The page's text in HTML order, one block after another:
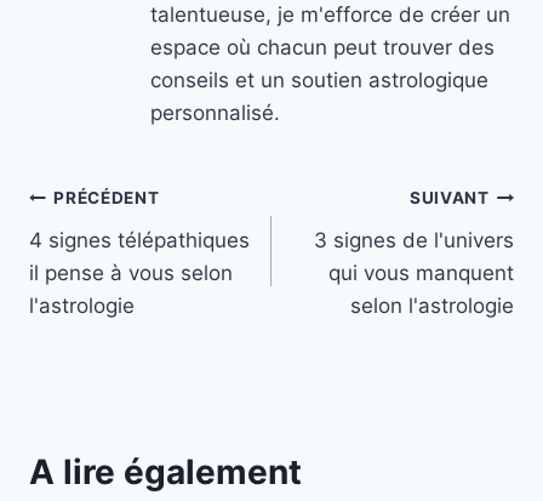
talentueuse, je m'efforce de créer un
espace où chacun peut trouver des
conseils et un soutien astrologique
personnalisé.
Navigation
de
l’article
PRÉCÉDENT
4 signes télépathiques
il pense à vous selon
l'astrologie
SUIVANT
3 signes de l'univers
qui vous manquent
selon l'astrologie
A lire également